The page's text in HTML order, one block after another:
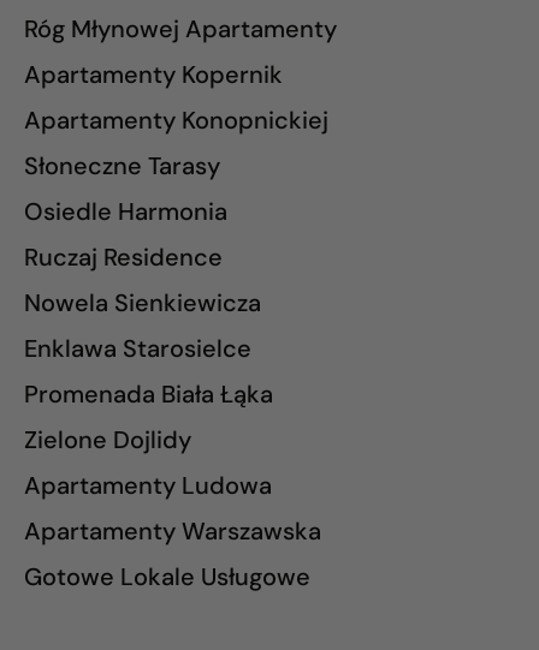
Róg Młynowej Apartamenty
Apartamenty Kopernik
Apartamenty Konopnickiej
Słoneczne Tarasy
Osiedle Harmonia
Ruczaj Residence
Nowela Sienkiewicza
Enklawa Starosielce
Promenada Biała Łąka
Zielone Dojlidy
Apartamenty Ludowa
Apartamenty Warszawska
Gotowe Lokale Usługowe